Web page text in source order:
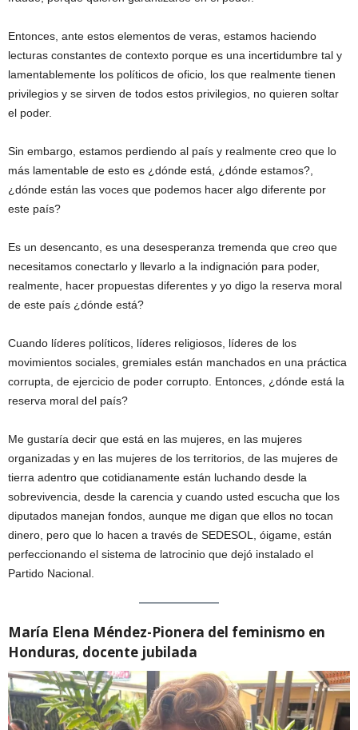
Entonces, ante estos elementos de veras, estamos haciendo
lecturas constantes de contexto porque es una incertidumbre tal y
lamentablemente los políticos de oficio, los que realmente tienen
privilegios y se sirven de todos estos privilegios, no quieren soltar
el poder.
Sin embargo, estamos perdiendo al país y realmente creo que lo
más lamentable de esto es ¿dónde está, ¿dónde estamos?,
¿dónde están las voces que podemos hacer algo diferente por
este país?
Es un desencanto, es una desesperanza tremenda que creo que
necesitamos conectarlo y llevarlo a la indignación para poder,
realmente, hacer propuestas diferentes y yo digo la reserva moral
de este país ¿dónde está?
Cuando líderes políticos, líderes religiosos, líderes de los
movimientos sociales, gremiales están manchados en una práctica
corrupta, de ejercicio de poder corrupto. Entonces, ¿dónde está la
reserva moral del país?
Me gustaría decir que está en las mujeres, en las mujeres
organizadas y en las mujeres de los territorios, de las mujeres de
tierra adentro que cotidianamente están luchando desde la
sobrevivencia, desde la carencia y cuando usted escucha que los
diputados manejan fondos, aunque me digan que ellos no tocan
dinero, pero que lo hacen a través de SEDESOL, óigame, están
perfeccionando el sistema de latrocinio que dejó instalado el
Partido Nacional.
María Elena Méndez-Pionera del feminismo en
Honduras, docente jubilada